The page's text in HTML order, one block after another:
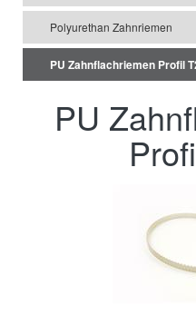
Polyurethan Zahnriemen
PU Zahnflachriemen Profil
PU